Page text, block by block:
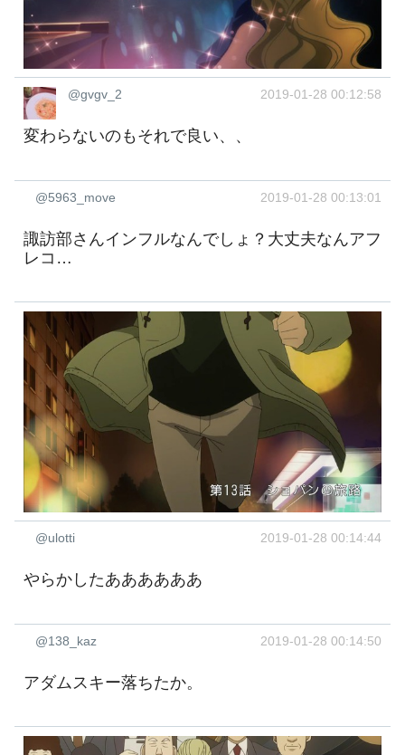
@gvgv_2 2019-01-28 00:12:58
変わらないのもそれで良い、、
@5963_move 2019-01-28 00:13:01
諏訪部さんインフルなんでしょ？大丈夫なんアフ
レコ…
@ulotti 2019-01-28 00:14:44
やらかしたああああああ
@138_kaz 2019-01-28 00:14:50
アダムスキー落ちたか。